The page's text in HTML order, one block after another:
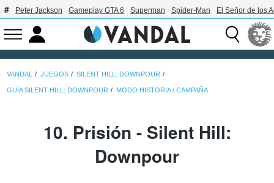
Peter Jackson Gameplay GTA 6 Superman Spider-Man El Señor de los
VANDAL JUEGOS SILENT HILL: DOWNPOUR
GUÍA SILENT HILL: DOWNPOUR MODO HISTORIA / CAMPAÑA
10. Prisión - Silent Hill:
Downpour